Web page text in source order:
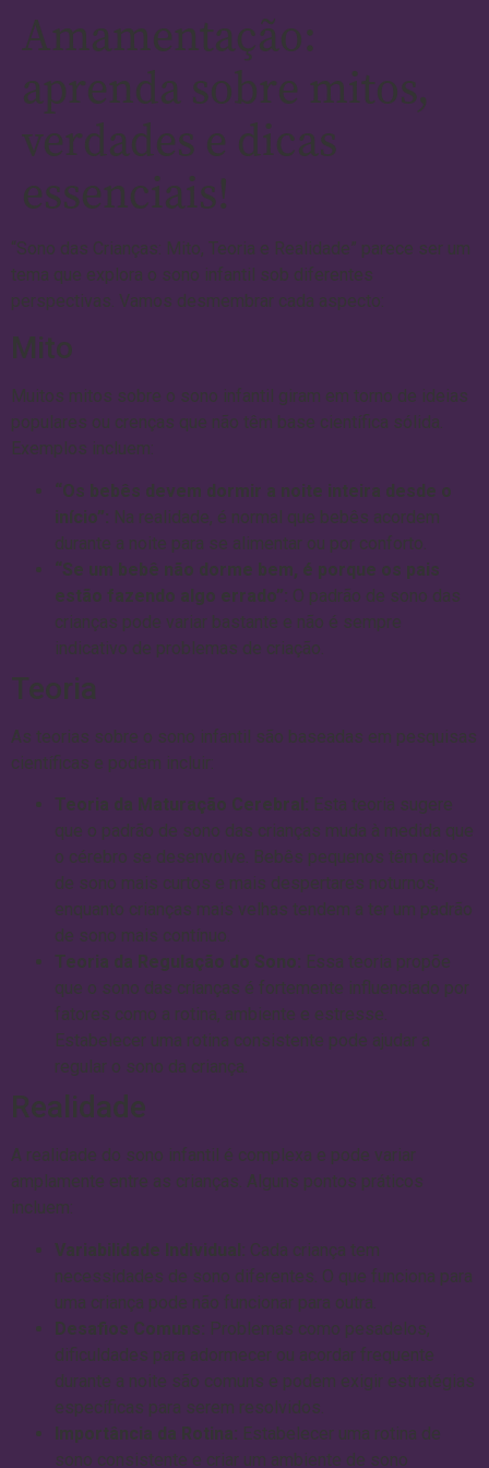
Amamentação:
aprenda sobre mitos,
verdades e dicas
essenciais!
“Sono das Crianças: Mito, Teoria e Realidade” parece ser um
tema que explora o sono infantil sob diferentes
perspectivas. Vamos desmembrar cada aspecto:
Mito
Muitos mitos sobre o sono infantil giram em torno de ideias
populares ou crenças que não têm base científica sólida.
Exemplos incluem:
“Os bebês devem dormir a noite inteira desde o
início”: Na realidade, é normal que bebês acordem
durante a noite para se alimentar ou por conforto.
“Se um bebê não dorme bem, é porque os pais
estão fazendo algo errado”: O padrão de sono das
crianças pode variar bastante e não é sempre
indicativo de problemas de criação.
Teoria
As teorias sobre o sono infantil são baseadas em pesquisas
científicas e podem incluir:
Teoria da Maturação Cerebral: Esta teoria sugere
que o padrão de sono das crianças muda à medida que
o cérebro se desenvolve. Bebês pequenos têm ciclos
de sono mais curtos e mais despertares noturnos,
enquanto crianças mais velhas tendem a ter um padrão
de sono mais contínuo.
Teoria da Regulação do Sono: Essa teoria propõe
que o sono das crianças é fortemente influenciado por
fatores como a rotina, ambiente e estresse.
Estabelecer uma rotina consistente pode ajudar a
regular o sono da criança.
Realidade
A realidade do sono infantil é complexa e pode variar
amplamente entre as crianças. Alguns pontos práticos
incluem:
Variabilidade Individual: Cada criança tem
necessidades de sono diferentes. O que funciona para
uma criança pode não funcionar para outra.
Desafios Comuns: Problemas como pesadelos,
dificuldades para adormecer ou acordar frequente
durante a noite são comuns e podem exigir estratégias
específicas para serem resolvidos.
Importância da Rotina: Estabelecer uma rotina de
sono consistente e criar um ambiente de sono